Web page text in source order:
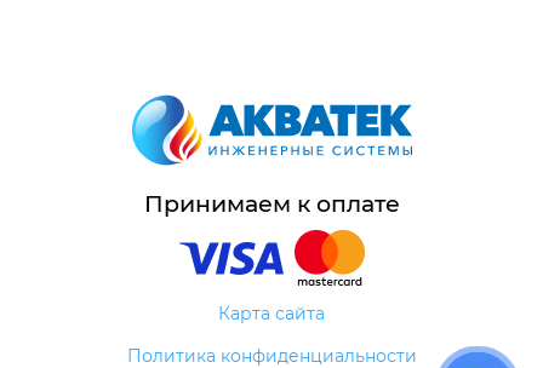
Принимаем к оплате
Карта сайта
Политика конфиденциальности